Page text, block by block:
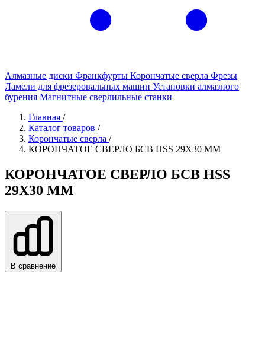
Алмазные диски Франкфурты Корончатые сверла Фрезы
Ламели для фрезеровальных машин Установки алмазного
бурения Магнитные сверлильные станки
Главная /
Каталог товаров /
Корончатые сверла /
КОРОНЧАТОЕ СВЕРЛО БСВ HSS 29X30 ММ
КОРОНЧАТОЕ СВЕРЛО БСВ HSS
29X30 ММ
В сравнение